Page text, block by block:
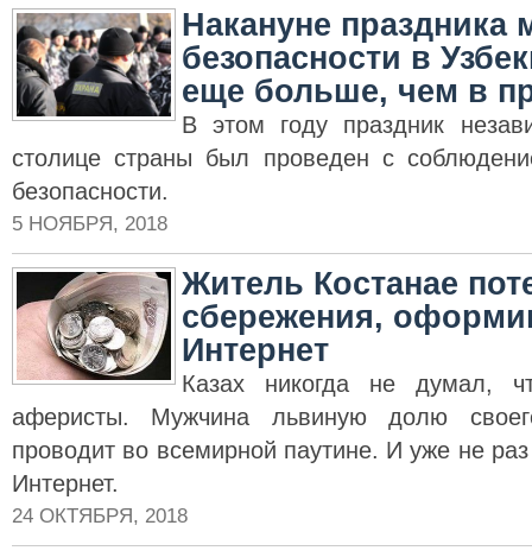
Накануне праздника
безопасности в
еще больше, чем в
В этом году праздник
столице страны был проведен с
безопасности.
5 НОЯБРЯ, 2018
Житель Костанае
сбережения,
Интернет
Казах никогда не думал,
аферисты. Мужчина львиную долю
проводит во всемирной паутине. И уже не
Интернет.
24 ОКТЯБРЯ, 2018